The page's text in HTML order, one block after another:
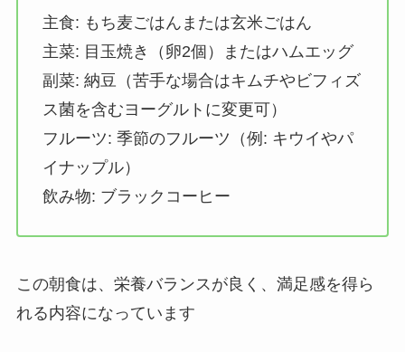
主食: もち麦ごはんまたは玄米ごはん
主菜: 目玉焼き（卵2個）またはハムエッグ
副菜: 納豆（苦手な場合はキムチやビフィズ
ス菌を含むヨーグルトに変更可）
フルーツ: 季節のフルーツ（例: キウイやパ
イナップル）
飲み物: ブラックコーヒー
この朝食は、栄養バランスが良く、満足感を得ら
れる内容になっています